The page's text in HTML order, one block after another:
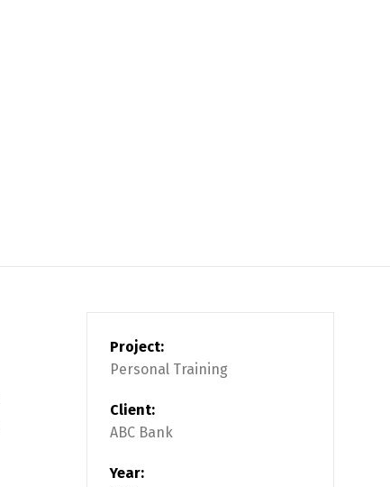
Project:
Personal Training
Client:
ABC Bank
Year: